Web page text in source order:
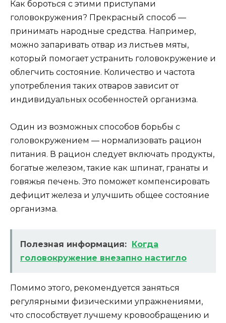
Как бороться с этими приступами
головокружения? Прекрасный способ —
принимать народные средства. Например,
можно запаривать отвар из листьев мяты,
который помогает устранить головокружение и
облегчить состояние. Количество и частота
употребления таких отваров зависит от
индивидуальных особенностей организма.
Один из возможных способов борьбы с
головокружением — нормализовать рацион
питания. В рацион следует включать продукты,
богатые железом, такие как шпинат, гранаты и
говяжья печень. Это поможет компенсировать
дефицит железа и улучшить общее состояние
организма.
Полезная информация: Когда
головокружение внезапно настигло
Помимо этого, рекомендуется заняться
регулярными физическими упражнениями,
что способствует лучшему кровообращению и